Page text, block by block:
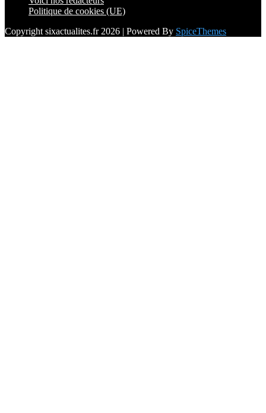
Politique de cookies (UE)
Copyright sixactualites.fr 2026 | Powered By SpiceThemes